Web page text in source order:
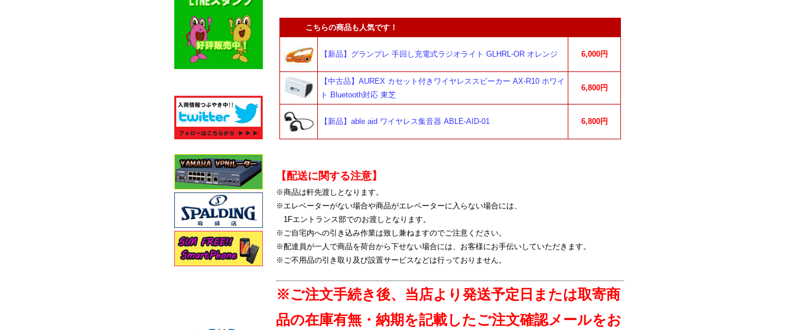
こちらの商品も人気です！
【新品】グランプレ 手回し充電式ラジオライト GLHRL-OR オレンジ 6,000円
【中古品】AUREX カセット付きワイヤレススピーカー AX-R10 ホワイ
ト Bluetooth対応 東芝
6,800円
【新品】able aid ワイヤレス集音器 ABLE-AID-01 6,800円
【配送に関する注意】
※商品は軒先渡しとなります。
※エレベーターがない場合や商品がエレベーターに入らない場合には、
1Fエントランス部でのお渡しとなります。
※ご自宅内への引き込み作業は致し兼ねますのでご注意ください。
※配達員が一人で商品を荷台から下せない場合には、お客様にお手伝いしていただきます。
※ご不用品の引き取り及び設置サービスなどは行っておりません。
※ご注文手続き後、当店より発送予定日または取寄商
品の在庫有無・納期を記載したご注文確認メールをお